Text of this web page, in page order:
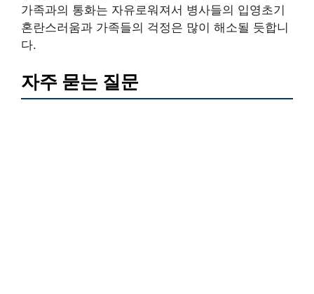
가족과의 통화는 자유로워져서 병사들의 입영초기
혼란스러움과 가족들의 걱정은 많이 해소될 듯합니
다.
자주 묻는 질문